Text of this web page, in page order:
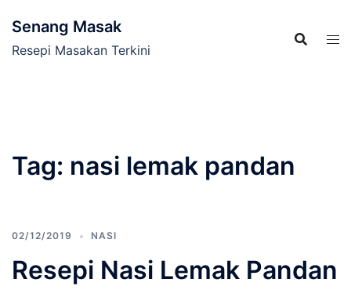
content
Senang Masak
Resepi Masakan Terkini
Tag: nasi lemak pandan
02/12/2019 NASI
Resepi Nasi Lemak Pandan